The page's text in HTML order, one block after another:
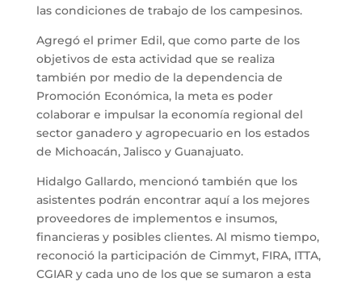
las condiciones de trabajo de los campesinos.
Agregó el primer Edil, que como parte de los
objetivos de esta actividad que se realiza
también por medio de la dependencia de
Promoción Económica, la meta es poder
colaborar e impulsar la economía regional del
sector ganadero y agropecuario en los estados
de Michoacán, Jalisco y Guanajuato.
Hidalgo Gallardo, mencionó también que los
asistentes podrán encontrar aquí a los mejores
proveedores de implementos e insumos,
financieras y posibles clientes. Al mismo tiempo,
reconoció la participación de Cimmyt, FIRA, ITTA,
CGIAR y cada uno de los que se sumaron a esta